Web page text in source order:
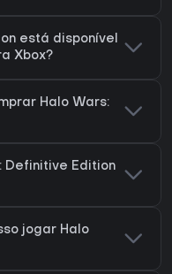
está disponível
Xbox?
Halo Wars:
Definitive Edition
jogar Halo